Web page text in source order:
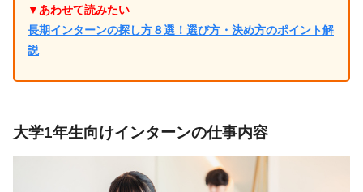
▼あわせて読みたい
長期インターンの探し方８選！選び方・決め方のポイント解
説
大学1年生向けインターンの仕事内容